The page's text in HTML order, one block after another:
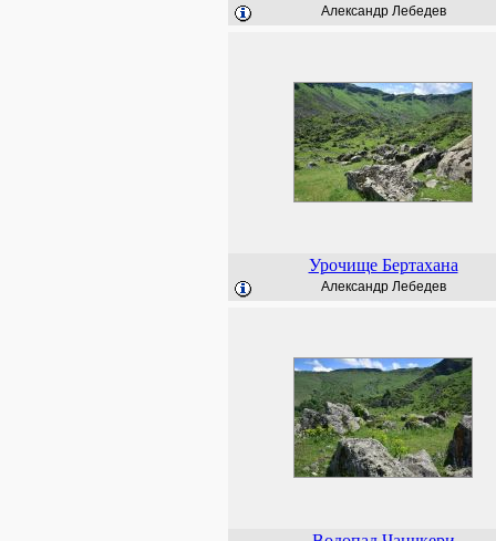
Александр Лебедев
Урочище Бертахана
Александр Лебедев